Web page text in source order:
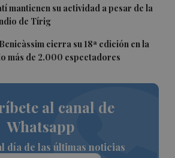
mantienen su actividad a pesar de la
de Tírig
cierra su 18ª edición en la
más de 2.000 espectadores
al canal de
Whatsapp
día de las últimas noticias